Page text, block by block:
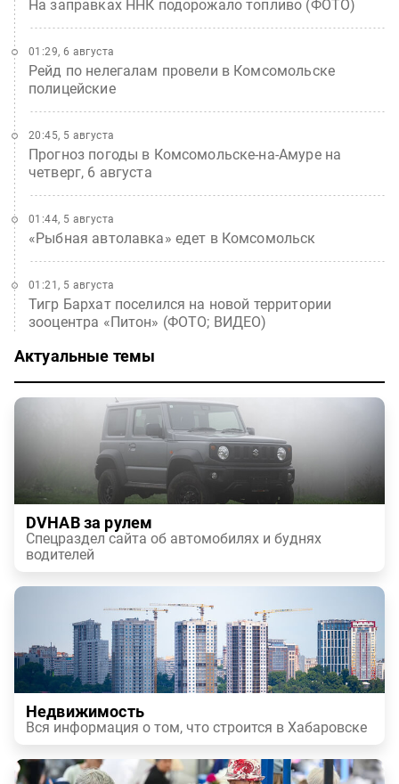
На заправках ННК подорожало топливо (ФОТО)
Рейд по нелегалам провели в Комсомольске
полицейские
01:29, 6 августа
Прогноз погоды в Комсомольске-на-Амуре на
четверг, 6 августа
20:45, 5 августа
«Рыбная автолавка» едет в Комсомольск
01:44, 5 августа
Тигр Бархат поселился на новой территории
зооцентра «Питон» (ФОТО; ВИДЕО)
01:21, 5 августа
Актуальные темы
DVHAB за рулем
Спецраздел сайта об автомобилях и буднях
водителей
Недвижимость
Вся информация о том, что строится в Хабаровске